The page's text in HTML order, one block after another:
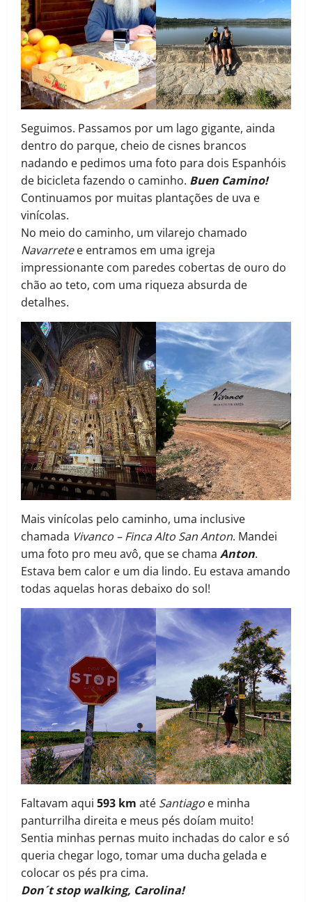
Seguimos. Passamos por um lago gigante, ainda
dentro do parque, cheio de cisnes brancos
nadando e pedimos uma foto para dois Espanhóis
de bicicleta fazendo o caminho. Buen Camino!
Continuamos por muitas plantações de uva e
vinícolas.
No meio do caminho, um vilarejo chamado
Navarretee entramos em uma igreja
impressionante com paredes cobertas de ouro do
chão ao teto, com uma riqueza absurda de
detalhes.
Mais vinícolas pelo caminho, uma inclusive
chamada Vivanco – Finca Alto San Anton. Mandei
uma foto pro meu avô, que se chama Anton.
Estava bem calor e um dia lindo. Eu estava amando
todas aquelas horas debaixo do sol!
Faltavam aqui 593 km até Santiago e minha
panturrilha direita e meus pés doíam muito!
Sentia minhas pernas muito inchadas do calor e só
queria chegar logo, tomar uma ducha gelada e
colocar os pés pra cima.
Don´t stop walking, Carolina!